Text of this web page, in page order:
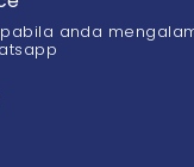
anda